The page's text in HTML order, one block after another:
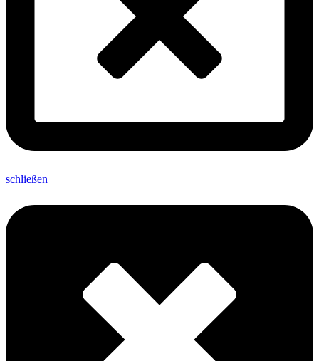
schließen